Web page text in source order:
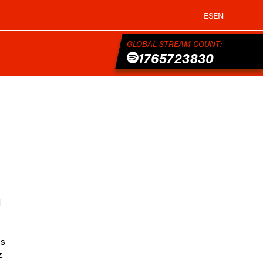
ESEN
GLOBAL STREAM COUNT:
1765723830